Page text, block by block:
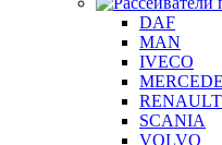
DAF
MAN
IVECO
RENAULT
SCANIA
VOLVO